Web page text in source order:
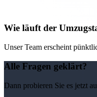
Wie läuft der
Unser Team erscheint
Alle Fragen geklärt?
Dann probieren Sie es jetzt